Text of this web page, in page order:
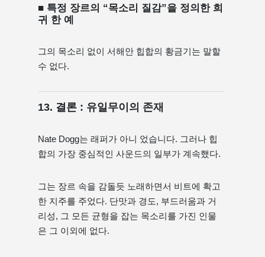
■ 특정 장르의 “목소리 질감”을 정의한 희
귀 한 예
그의 목소리 없이 서해안 힙합의 황금기는 말할
수 없다.
13. 결론 : 유일무이의 존재
Nate Dogg는 래퍼가 아니 었습니다. 그러나 힙
합의 가장 중심적인 사운드의 일부가 계속했다.
그는 장르 속을 감돌듯 노래하면서 비트에 확고
한 지주를 주었다. 단맛과 경도, 부드러움과 거
리성, 그 모든 균형을 잡는 목소리를 가진 인물
은 그 이외에 없다.